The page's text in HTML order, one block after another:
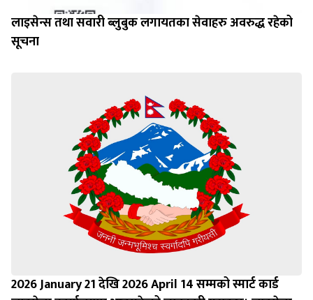
लाइसेन्स तथा सवारी ब्लुबुक लगायतका सेवाहरु अवरुद्ध रहेको
सूचना
2026 January 21 देखि 2026 April 14 सम्मको स्मार्ट कार्ड